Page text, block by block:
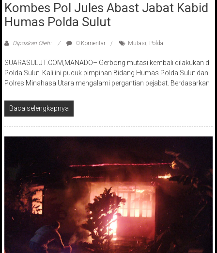
Kombes Pol Jules Abast Jabat Kabid
Humas Polda Sulut
Diposkan Oleh: 0 Komentar Mutasi, Polda
SUARASULUT.COM,MANADO– Gerbong mutasi kembali dilakukan di
Polda Sulut. Kali ini pucuk pimpinan Bidang Humas Polda Sulut dan
Polres Minahasa Utara mengalami pergantian pejabat. Berdasarkan
Baca selengkapnya